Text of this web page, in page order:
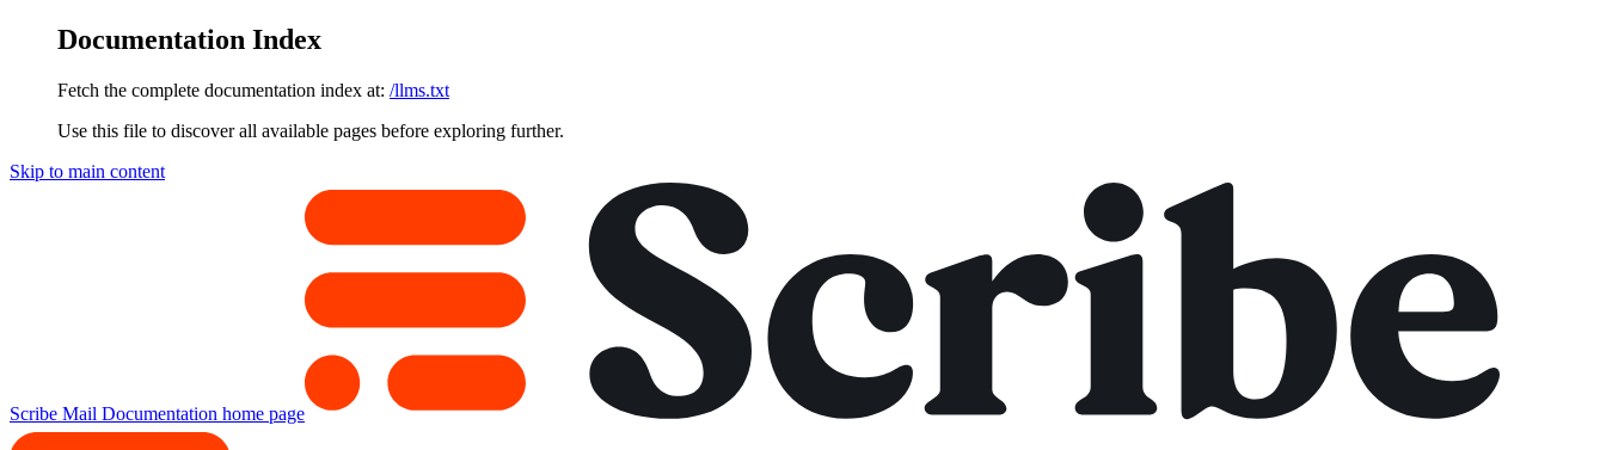
Documentation Index
Fetch the complete documentation index at: /llms.txt
Use this file to discover all available pages before exploring further.
Skip to main content
Scribe Mail Documentation home page